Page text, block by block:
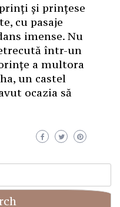
și prințese
cu pasaje
imense. Nu
într-un
a multora
un castel
ocazia să